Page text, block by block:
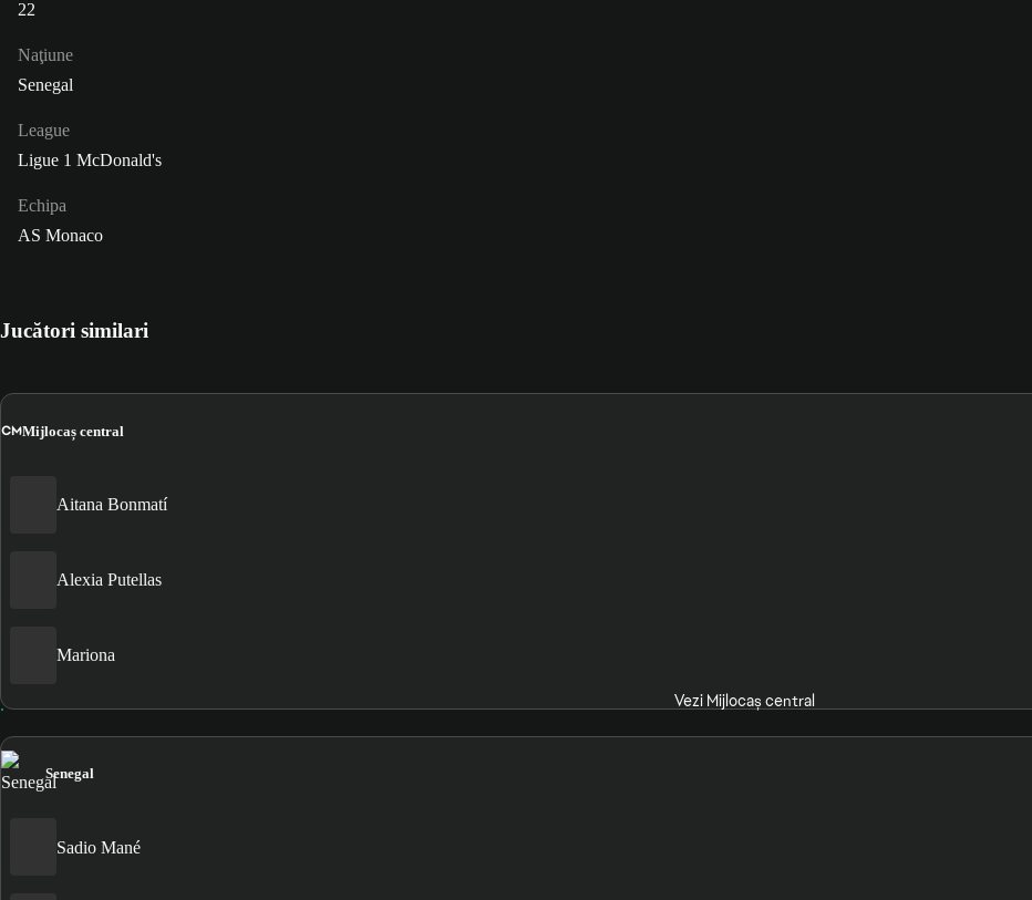
22
Naţiune
Senegal
League
Ligue 1 McDonald's
Echipa
AS Monaco
Jucători similari
CMMijlocaș central
Aitana Bonmatí
Alexia Putellas
Mariona
Vezi Mijlocaș central
Senegal
Sadio Mané